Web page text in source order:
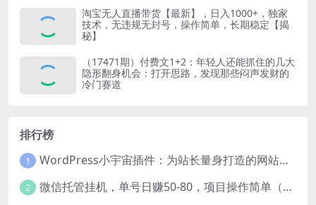
淘宝无人直播带货【最新】，日入1000+，独家
技术，无违规无封号，操作简单，长期稳定【揭
秘】
（17471期）付费文1+2：年轻人还能抓住的几大
隐形翻身机会：打开思路，发现那些闷声发财的
冷门赛道
排行榜
1 WordPress小宇宙插件：为站长量身打造的网站性能与SEO优化插件
2 微信托管挂机，单号日赚50-80，项目操作简单（附无限注册实名微信号教程）